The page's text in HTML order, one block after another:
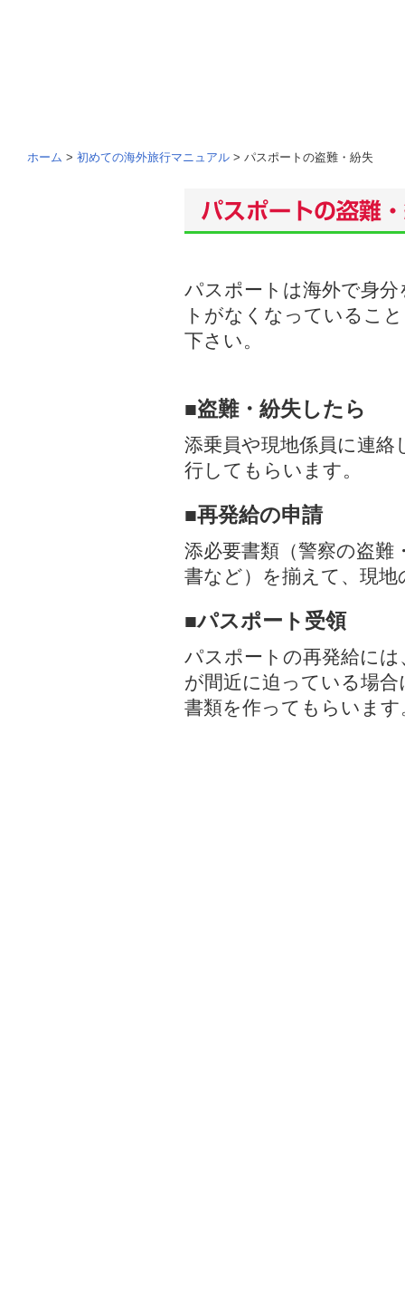
ホーム > 初めての海外旅行マニュアル > パスポートの盗難・紛失
パスポートは海外で身
トがなくなっているこ
下さい。
■盗難・紛失したら
添乗員や現地係員に連絡
行してもらいます。
■再発給の申請
添必要書類（警察の盗難
書など）を揃えて、現
■パスポート受領
パスポートの再発給に
が間近に迫っている場
書類を作ってもらいます